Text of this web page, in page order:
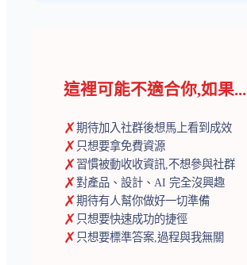
這裡可能不適合你,如果...
✗期待加入社群後想馬上看到成效
✗ 只想要拿免費資源
✗習慣被動收收資訊,不想參與社群
✗對產品、設計、AI 完全沒興趣
✗期待有人幫你做好一切準備
✗ 只想要快速成功的捷徑
✗ 只想要標準答案,過程與我無關